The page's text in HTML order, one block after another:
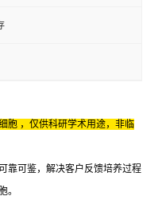
胞 ，仅供科研学术用途，非临
靠可鉴，解决客户反馈培养过程
。